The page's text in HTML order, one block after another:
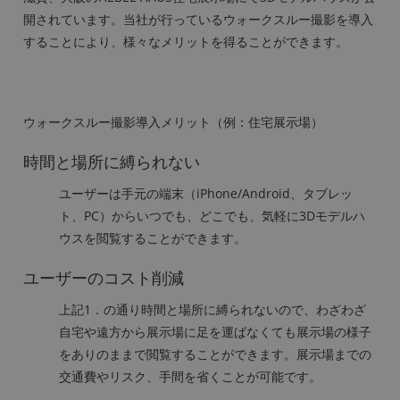
開されています。当社が行っているウォークスルー撮影を導入
することにより、様々なメリットを得ることができます。
ウォークスルー撮影導入メリット（例：住宅展示場）
時間と場所に縛られない
ユーザーは手元の端末（iPhone/Android、タブレッ
ト、PC）からいつでも、どこでも、気軽に3Dモデルハ
ウスを閲覧することができます。
ユーザーのコスト削減
上記1．の通り時間と場所に縛られないので、わざわざ
自宅や遠方から展示場に足を運ばなくても展示場の様子
をありのままで閲覧することができます。展示場までの
交通費やリスク、手間を省くことが可能です。